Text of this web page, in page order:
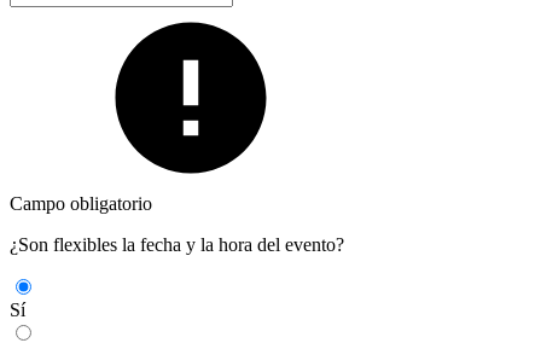
Campo obligatorio
¿Son flexibles la fecha y la hora del evento?
Sí